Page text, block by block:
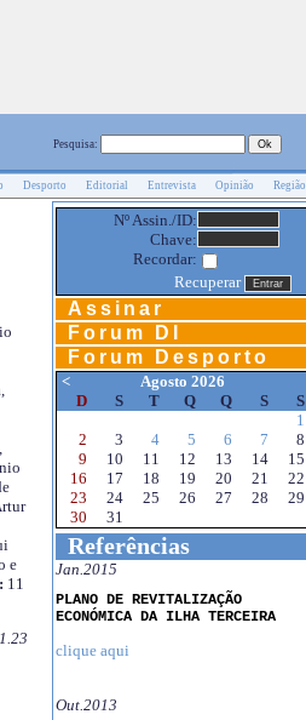
Pesquisa:
Desporto Editorial Entrevista Opinião Região
e
11
Nº Assin./ID:
Chave:
Recordar:
Recuperar
Assinar
Forum DI
Forum Desporto
<
Agosto 2026
D
S T Q Q S
S
1
2
3 4 5 6 7
8
9
10 11 12 13 14
15
16
17 18 19 20 21
22
23
24 25 26 27 28
29
30
31
Referências
Jan.2015
PLANO DE REVITALIZAÇÃO
ECONÓMICA DA ILHA TERCEIRA
clique aqui
Out.2013